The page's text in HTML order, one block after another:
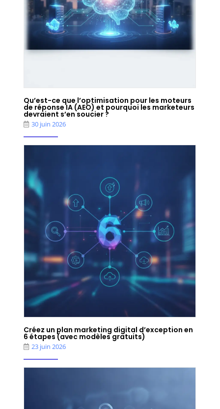
Qu’est-ce que l’optimisation pour les moteurs
de réponse IA (AEO) et pourquoi les marketeurs
devraient s’en soucier ?
30 juin 2026
Créez un plan marketing digital d’exception en
6 étapes (avec modèles gratuits)
23 juin 2026